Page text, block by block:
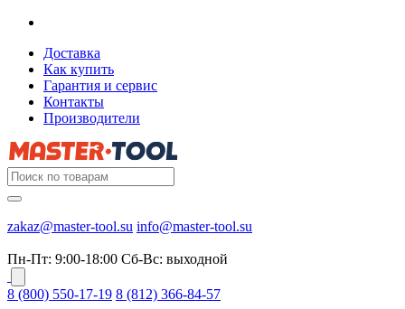
Доставка
Как купить
Гарантия и сервис
Контакты
Производители
zakaz@master-tool.su info@master-tool.su
Пн-Пт: 9:00-18:00 Cб-Вс: выходной
8 (800) 550-17-19 8 (812) 366-84-57